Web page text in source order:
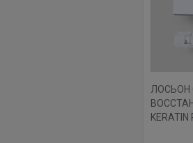
ЛОСЬОН
KERATIN